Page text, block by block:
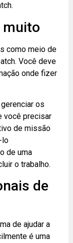
muito
como meio de
Você deve
onde fizer
os
você precisar
de missão
lo
de uma
o trabalho.
de
de ajudar a
é uma